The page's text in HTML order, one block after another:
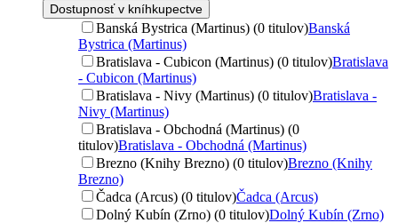
Dostupnosť v kníhkupectve
Banská Bystrica (Martinus) (0 titulov)Banská
Bystrica (Martinus)
Bratislava - Cubicon (Martinus) (0 titulov)Bratislava
- Cubicon (Martinus)
Bratislava - Nivy (Martinus) (0 titulov)Bratislava -
Nivy (Martinus)
Bratislava - Obchodná (Martinus) (0
titulov)Bratislava - Obchodná (Martinus)
Brezno (Knihy Brezno) (0 titulov)Brezno (Knihy
Brezno)
Čadca (Arcus) (0 titulov)Čadca (Arcus)
Dolný Kubín (Zrno) (0 titulov)Dolný Kubín (Zrno)